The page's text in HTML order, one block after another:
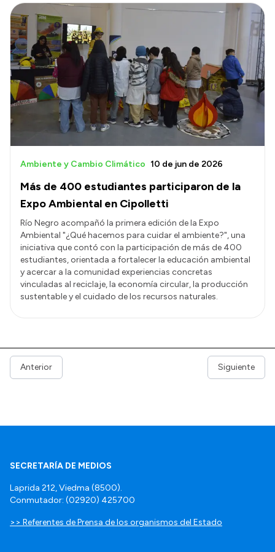
Más de 400 estudiantes participaron de la
Expo Ambiental en Cipolletti
Ambiente y Cambio Climático 10 de jun de 2026
Río Negro acompañó la primera edición de la Expo
Ambiental "¿Qué hacemos para cuidar el ambiente?", una
iniciativa que contó con la participación de más de 400
estudiantes, orientada a fortalecer la educación ambiental
y acercar a la comunidad experiencias concretas
vinculadas al reciclaje, la economía circular, la producción
sustentable y el cuidado de los recursos naturales.
Anterior Siguiente
SECRETARÍA DE MEDIOS
Laprida 212, Viedma (8500).
Conmutador: (02920) 425700
>> Referentes de Prensa de los organismos del Estado